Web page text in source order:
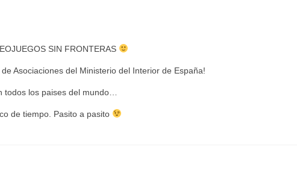
SIN FRONTERAS
Asociaciones del Ministerio del Interior de España!
todos los paises del mundo…
de tiempo. Pasito a pasito